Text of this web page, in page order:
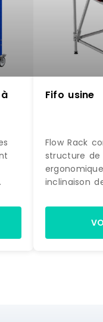
Fifo usine
Flow Rack
structure
inclinaison
Aluminium .
réglables
Trilogiq